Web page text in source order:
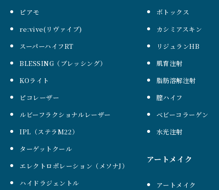
ピアモ
re:vive(リヴァイブ)
スーパーハイフRT
BLESSING（ブレッシング）
KOライト
ピコレーザー
ルビーフラクショナルレーザー
IPL（ステラM22）
ターゲットクール
エレクトロポレーション（メソナJ）
ハイドラジェントル
ボトックス
カシミアスキン
リジュランHB
肌育注射
脂肪溶解注射
膣ハイフ
ベビーコラーゲン
水光注射
アートメイク
アートメイク